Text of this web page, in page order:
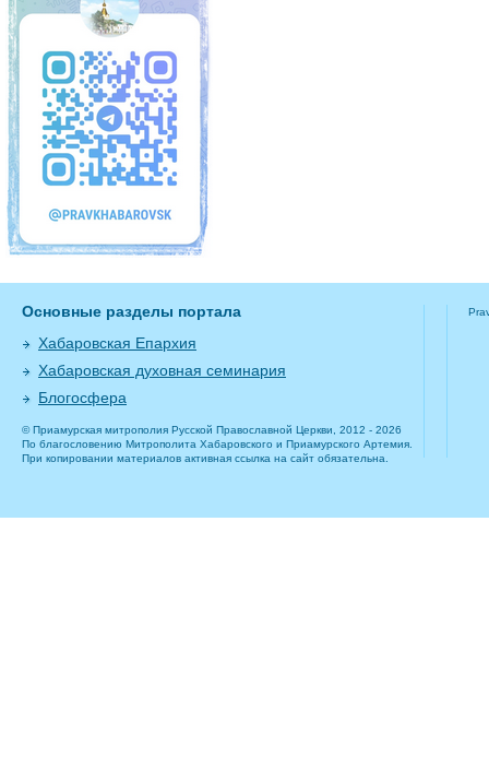
Основные разделы портала
Хабаровская Епархия
Хабаровская духовная семинария
Блогосфера
© Приамурская митрополия Русской Православной Церкви, 2012 - 2026
По благословению Митрополита Хабаровского и Приамурского Артемия.
При копировании материалов активная ссылка на сайт обязательна.